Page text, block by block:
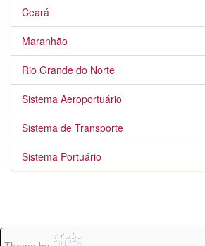
Ceará
Maranhão
Rio Grande do Norte
Sistema Aeroportuário
Sistema de Transporte
Sistema Portuário